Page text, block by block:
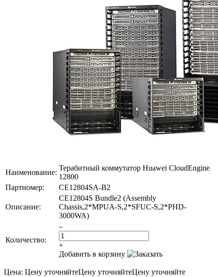
Наименование:
Терабитный коммутатор Huawei CloudEngine
12800
Партномер:
CE12804SA-B2
Описание:
CE12804S Bundle2 (Assembly
Chassis,2*MPUA-S,2*SFUC-S,2*PHD-
3000WA)
Количество:
–
+
Добавить в корзину
Цена: Цену уточняйтеЦену уточняйтеЦену уточняйте